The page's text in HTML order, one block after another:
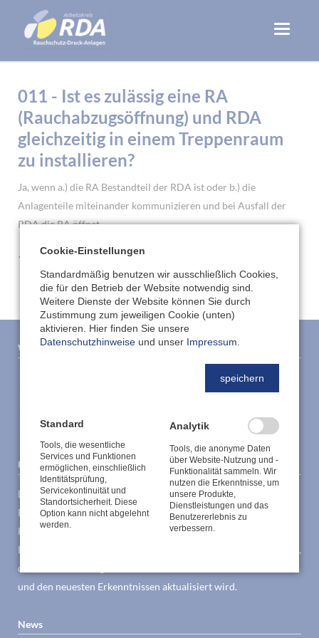
011 - Ist es zulässig eine RA
(Rauchabzugsöffnung) und RDA
gleichzeitig in einem Treppenraum
zu installieren?
Ja, wenn a.) die RA Bestandteil der RDA ist oder b.) die
Anlagenteile miteinander kommunizieren und bei Ausfall der
RDA die RA öffnet.
Zurück
Wichtige Links
Datenschutzerklärung
Über uns
Der RDA-Arbeitskreis ist eine Arbeitsgemeinschaft von
Brandschutzsachverständigen, Feuerwehren, Fachplanern,
Herstellern und Prüfsachverständigen. Gemeinsam wurde seit
Beginn des Jahrtausends ein RDA Anwenderleitfaden erarbeitet,
der kontinuierlich gemäß dem anerkannten Stand der Technik
und den neuesten Erkenntnissen aktualisiert wird.
News
Cookie-Einstellungen
Standardmäßig benutzen wir ausschließlich Cookies,
die für den Betrieb der Website notwendig sind.
Weitere Dienste der Website können Sie durch
Zustimmung zum jeweiligen Cookie (unten)
aktivieren. Hier finden Sie unsere
Datenschutzhinweise und unser Impressum
speichern
Standard
Tools, die wesentliche
Services und Funktionen
ermöglichen, einschließlich
Identitätsprüfung,
Servicekontinuität und
Standortsicherheit. Diese
Option kann nicht abgelehnt
werden.
Analytik
Tools, die anonyme Daten
über Website-Nutzung und -
Funktionalität sammeln. Wir
nutzen die Erkenntnisse, um
unsere Produkte,
Dienstleistungen und das
Benutzererlebnis zu
verbessern.